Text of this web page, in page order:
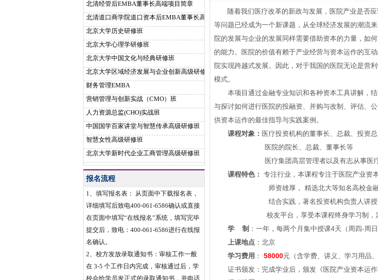
北清经管后EMBA董事长高端项目简章
北清道口商学院道口资本后EMBA董事长高端项目
北京大学历史研修班
北京大学心理学研修班
北京大学中国文化与经典研修班
北京大学区域经济发展与企业创新高级研修班
财务管理EMBA
营销管理与创新实战（CMO）班
人力资源总监(CHO)实战班
中国国学百家讲堂与智慧传承高级研修班
智慧女性高级研修班
北京大学新时代企业工商管理高级研修班
报名流程
1、填写报名表： 从页面中下载报名表，
详细填写后致电400-061-6586确认或直接
在页面中填写“在线报名”系统，填写完毕
提交后，致电：400-061-6586进行在线报
名确认。
2、校方发放录取通知书：审核工作一般
在 3-5 个工作日内完成，审核通过后，学
校会给学员发正式的录取通知书，并电话
随着我们医疗改革的新政与发展，医院产业是否
等问题已经成为一个新课题，从全球经济发展的潮流
院的发展与企业的发展同样需要借助资本的力量，如
的能力。医院的价值有赖于产业经营与资本运作的互
院实现跨越式发展。因此，对于我国的医院无论是营
模式。
本项目通过金融专业知识和各种资本工具讲解，
与探讨如何进行医院的投融资、并购与改制、评估、
供资本运作的最佳指导与实践案例。
课程对象： 医疗投资机构的董事长、总裁、投资
医院的院长、总裁、董事长等
医疗集团高层管理者以及有志从事医疗
课程特色： 专注行业，本课程专注于医院产业资
师资雄厚， 精选北大等知名高校金融优
结合实践，著名投资机构负责人讲授实际
校友平台，享受本课程终身学习制，定期
学 制 ：一年，每两个月集中授课4天（周四-周
上课地点 ：北京
学习费用 ： 58000元（含学费、讲义、学习用品
证书颁发：完成学业后，颁发《医院产业资本运